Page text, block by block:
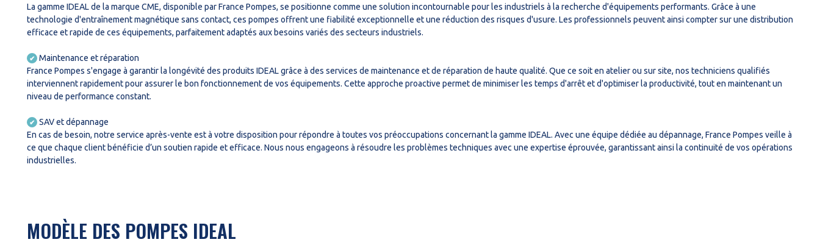
La gamme IDEAL de la marque CME, disponible par France Pompes, se positionne comme une solution incontournable pour les industriels à la recherche d'équipements performants. Grâce à une
technologie d'entraînement magnétique sans contact, ces pompes offrent une fiabilité exceptionnelle et une réduction des risques d'usure. Les professionnels peuvent ainsi compter sur une distribution
efficace et rapide de ces équipements, parfaitement adaptés aux besoins variés des secteurs industriels.
✔
Maintenance et réparation
France Pompes s'engage à garantir la longévité des produits IDEAL grâce à des services de maintenance et de réparation de haute qualité. Que ce soit en atelier ou sur site, nos techniciens qualifiés
interviennent rapidement pour assurer le bon fonctionnement de vos équipements. Cette approche proactive permet de minimiser les temps d'arrêt et d'optimiser la productivité, tout en maintenant un
niveau de performance constant.
✔
SAV et dépannage
En cas de besoin, notre service après-vente est à votre disposition pour répondre à toutes vos préoccupations concernant la gamme IDEAL. Avec une équipe dédiée au dépannage, France Pompes veille à
ce que chaque client bénéficie d’un soutien rapide et efficace. Nous nous engageons à résoudre les problèmes techniques avec une expertise éprouvée, garantissant ainsi la continuité de vos opérations
industrielles.
MODÈLE DES POMPES IDEAL